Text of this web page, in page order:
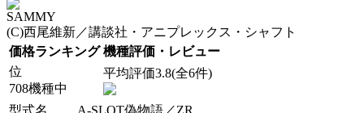
SAMMY
(C)西尾維新／講談社・アニプレックス・シャフト
価格ランキング 機種評価・レビュー
位
708機種中
平均評価3.8(全6件)
型式名
A-SLOT偽物語／ZR